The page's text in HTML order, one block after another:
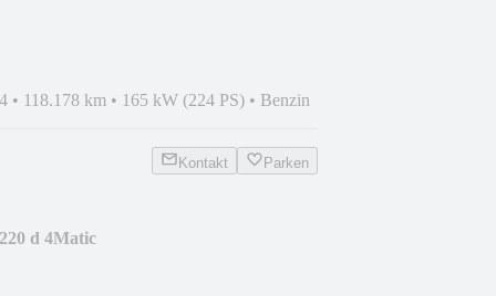
• 118.178 km • 165 kW (224 PS) • Benzin
Kontakt Parken
d 4Matic